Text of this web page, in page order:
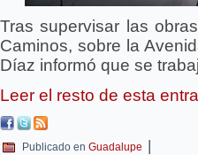
Tras supervisar las
Caminos, sobre la
Díaz informó que se
Leer el resto de esta
Publicado en Guadalupe |